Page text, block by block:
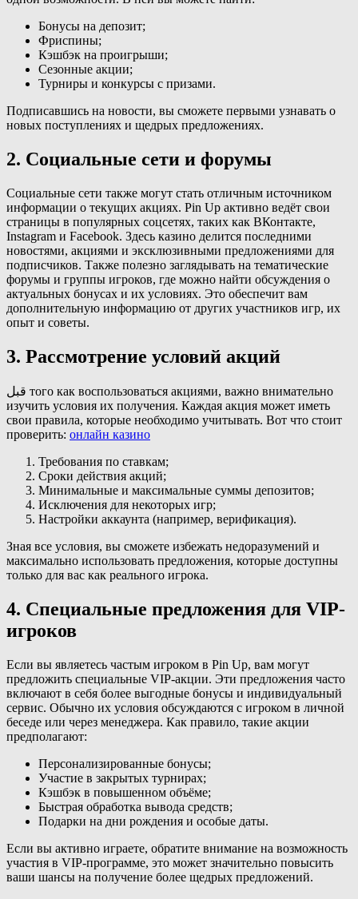
Бонусы на депозит;
Фриспины;
Кэшбэк на проигрыши;
Сезонные акции;
Турниры и конкурсы с призами.
Подписавшись на новости, вы сможете первыми узнавать о
новых поступлениях и щедрых предложениях.
2. Социальные сети и форумы
Социальные сети также могут стать отличным источником
информации о текущих акциях. Pin Up активно ведёт свои
страницы в популярных соцсетях, таких как ВКонтакте,
Instagram и Facebook. Здесь казино делится последними
новостями, акциями и эксклюзивными предложениями для
подписчиков. Также полезно заглядывать на тематические
форумы и группы игроков, где можно найти обсуждения о
актуальных бонусах и их условиях. Это обеспечит вам
дополнительную информацию от других участников игр, их
опыт и советы.
3. Рассмотрение условий акций
قبل того как воспользоваться акциями, важно внимательно
изучить условия их получения. Каждая акция может иметь
свои правила, которые необходимо учитывать. Вот что стоит
проверить: онлайн казино
Требования по ставкам;
Сроки действия акций;
Минимальные и максимальные суммы депозитов;
Исключения для некоторых игр;
Настройки аккаунта (например, верификация).
Зная все условия, вы сможете избежать недоразумений и
максимально использовать предложения, которые доступны
только для вас как реального игрока.
4. Специальные предложения для VIP-
игроков
Если вы являетесь частым игроком в Pin Up, вам могут
предложить специальные VIP-акции. Эти предложения часто
включают в себя более выгодные бонусы и индивидуальный
сервис. Обычно их условия обсуждаются с игроком в личной
беседе или через менеджера. Как правило, такие акции
предполагают:
Персонализированные бонусы;
Участие в закрытых турнирах;
Кэшбэк в повышенном объёме;
Быстрая обработка вывода средств;
Подарки на дни рождения и особые даты.
Если вы активно играете, обратите внимание на возможность
участия в VIP-программе, это может значительно повысить
ваши шансы на получение более щедрых предложений.